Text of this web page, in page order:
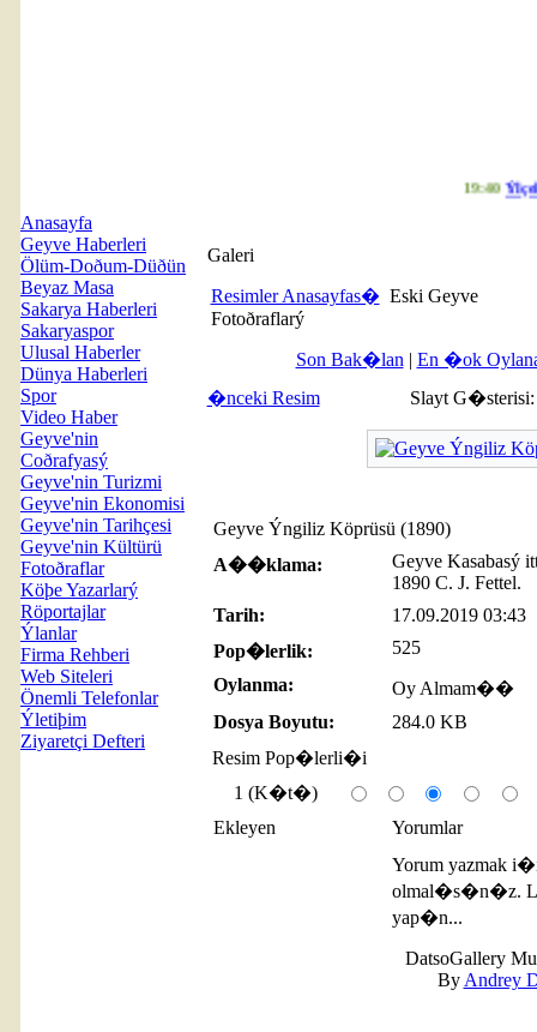
19:40
Anasayfa
Geyve Haberleri
Ölüm-Doðum-Düðün
Beyaz Masa
Sakarya Haberleri
Sakaryaspor
Ulusal Haberler
Dünya Haberleri
Spor
Video Haber
Geyve'nin
Coðrafyasý
Geyve'nin Turizmi
Geyve'nin Ekonomisi
Geyve'nin Tarihçesi
Geyve'nin Kültürü
Fotoðraflar
Köþe Yazarlarý
Röportajlar
Ýlanlar
Firma Rehberi
Web Siteleri
Önemli Telefonlar
Ýletiþim
Ziyaretçi Defteri
Galeri
Resimler Anasayfas� Eski Geyve
Fotoðraflarý
Son Bak�lan | En �ok
�nceki Resim
Slayt
Geyve Ýngiliz Köprüsü (1890)
A��klama:
Geyve Kasabasý
1890 C. J. Fettel.
Tarih:
17.09.2019 03:43
Pop�lerlik:
525
Oylanma:
Oy Almam��
Dosya Boyutu:
284.0 KB
Resim Pop�lerli�i
1 (K�t�)
Ekleyen
Yorumlar
Yorum yazmak
olmal�s�n�z.
yap�n...
DatsoGallery
By Andrey